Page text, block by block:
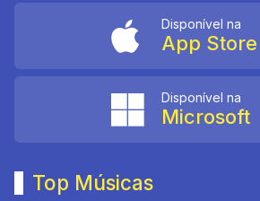
Disponível na
App Store
Disponível na
Microsoft
Top Músicas